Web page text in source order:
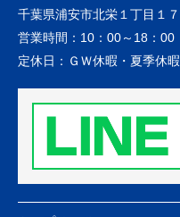
千葉県浦安市北栄１丁目１
営業時間： 10：00～18：00
定休日： ＧＷ休暇・夏季休